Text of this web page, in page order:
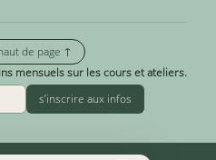
de page ↑
mensuels sur les cours et ateliers.
s’inscrire aux infos